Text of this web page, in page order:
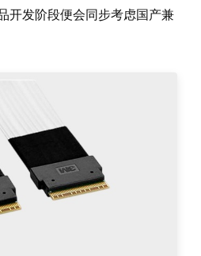
开发阶段便会同步考虑国产兼